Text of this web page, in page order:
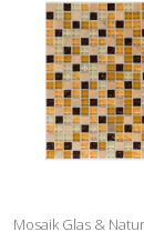
Mosaik Glas &